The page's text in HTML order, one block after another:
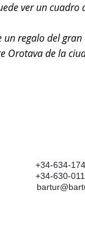
ver un cuadro
un regalo del
Orotava de la
+34-634-
+34-630-